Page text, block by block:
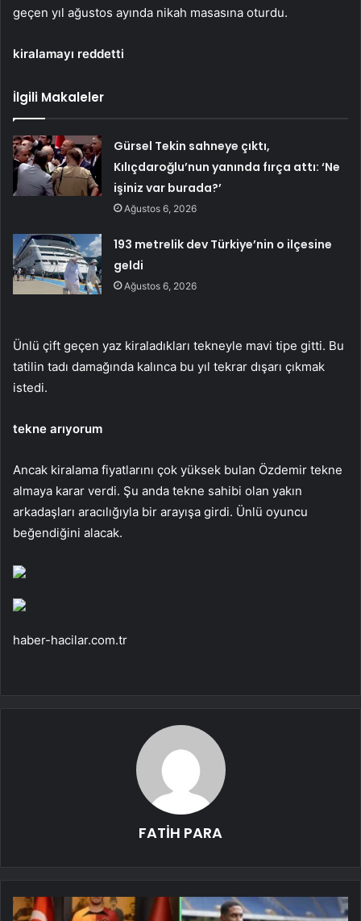
geçen yıl ağustos ayında nikah masasına oturdu.
kiralamayı reddetti
İlgili Makaleler
Gürsel Tekin sahneye çıktı,
Kılıçdaroğlu’nun yanında fırça attı: ‘Ne
işiniz var burada?’
Ağustos 6, 2026
193 metrelik dev Türkiye’nin o ilçesine
geldi
Ağustos 6, 2026
Ünlü çift geçen yaz kiraladıkları tekneyle mavi tipe gitti. Bu
tatilin tadı damağında kalınca bu yıl tekrar dışarı çıkmak
istedi.
tekne arıyorum
Ancak kiralama fiyatlarını çok yüksek bulan Özdemir tekne
almaya karar verdi. Şu anda tekne sahibi olan yakın
arkadaşları aracılığıyla bir arayışa girdi. Ünlü oyuncu
beğendiğini alacak.
haber-hacilar.com.tr
FATİH PARA